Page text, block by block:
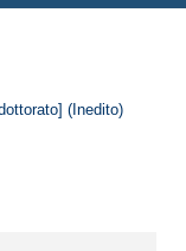
(Inedito)